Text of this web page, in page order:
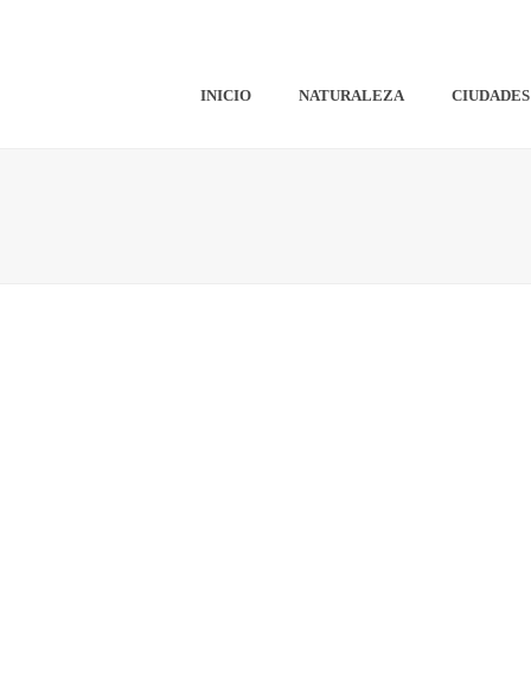
INICIO NATURALEZA CIUDADES